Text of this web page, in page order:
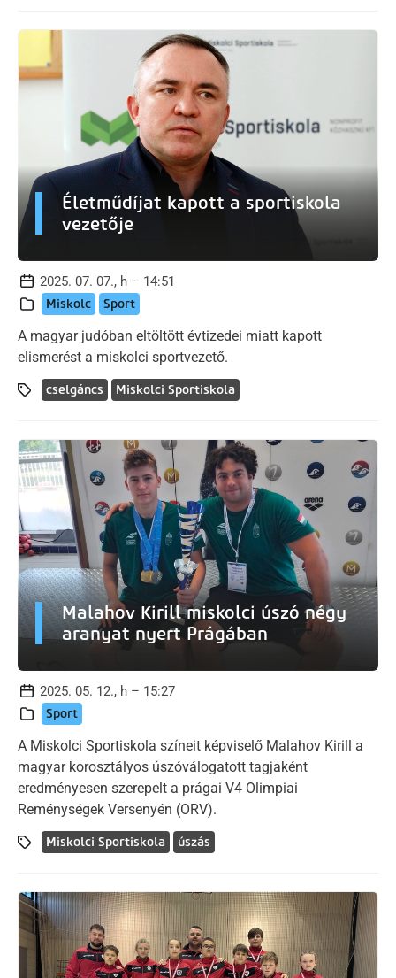
Életműdíjat kapott a sportiskola
vezetője
2025. 07. 07., h – 14:51
Miskolc Sport
A magyar judóban eltöltött évtizedei miatt kapott
elismerést a miskolci sportvezető.
cselgáncs Miskolci Sportiskola
Malahov Kirill miskolci úszó négy
aranyat nyert Prágában
2025. 05. 12., h – 15:27
Sport
A Miskolci Sportiskola színeit képviselő Malahov Kirill a
magyar korosztályos úszóválogatott tagjaként
eredményesen szerepelt a prágai V4 Olimpiai
Reménységek Versenyén (ORV).
Miskolci Sportiskola úszás